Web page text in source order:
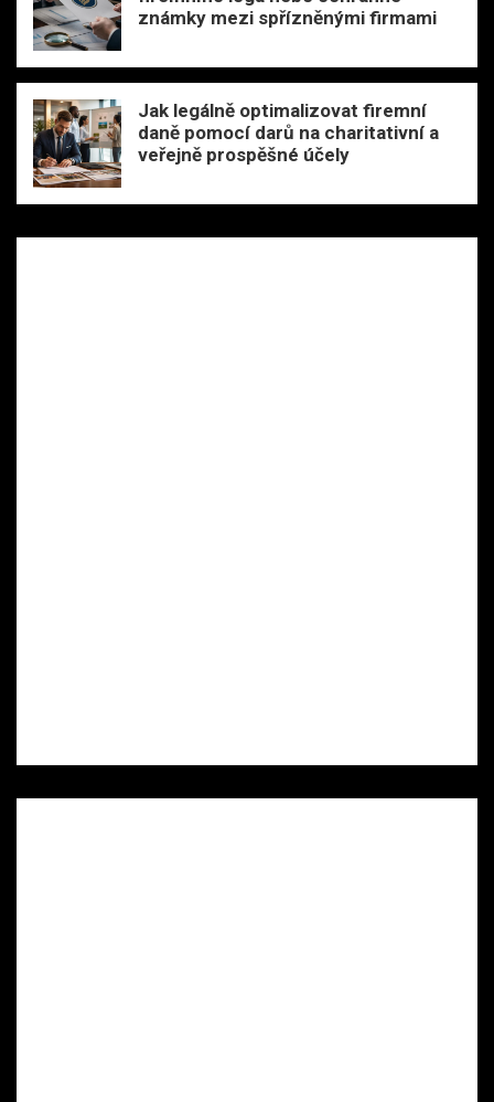
známky mezi spřízněnými firmami
Jak legálně optimalizovat firemní
daně pomocí darů na charitativní a
veřejně prospěšné účely